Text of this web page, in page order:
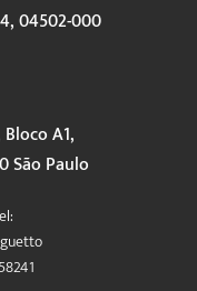
04502-000
A1,
São Paulo